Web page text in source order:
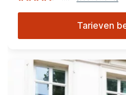
Tarieven